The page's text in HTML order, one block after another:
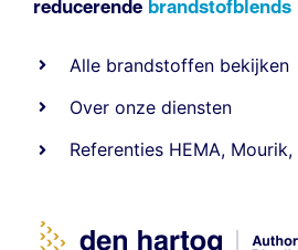
reducerende brandstofblends
Alle brandstoffen bekijken
Over onze diensten
Referenties HEMA, Mourik,